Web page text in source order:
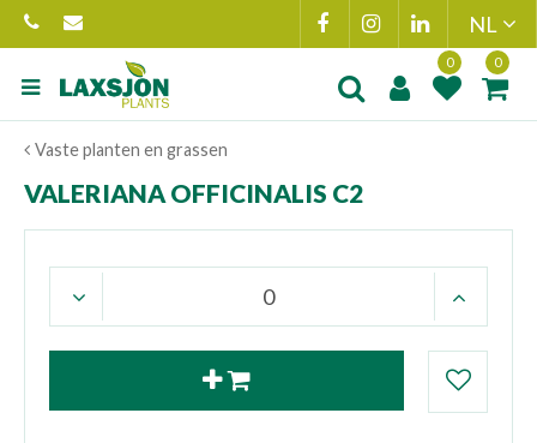
Ga
naar
content
Vaste planten en grassen
VALERIANA OFFICINALIS C2